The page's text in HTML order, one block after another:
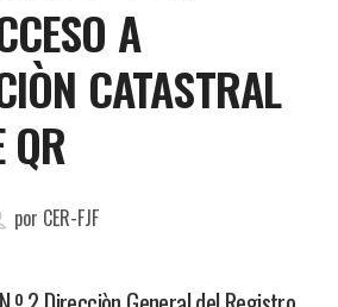
A
CATASTRAL
QR
por CER-FJF